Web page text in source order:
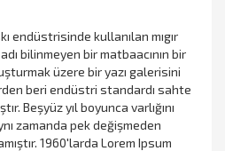
endüstrisinde kullanılan mıgır
bilinmeyen bir matbaacının bir
üzere bir yazı galerisini
beri endüstri standardı sahte
Beşyüz yıl boyunca varlığını
zamanda pek değişmeden
1960'larda Lorem Ipsum